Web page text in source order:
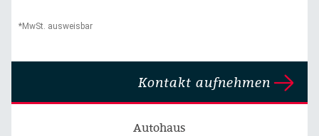
*MwSt. ausweisbar
Kontakt aufnehmen
Autohaus